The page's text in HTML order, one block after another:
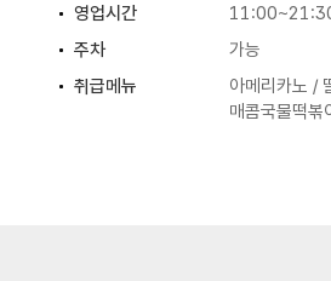
영업시간
주차
가능
취급메뉴
아메리카노 /
매콤국물떡볶